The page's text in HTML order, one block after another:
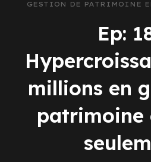
GESTION DE PATRIMOINE
Ep:
millions en
patrimoine